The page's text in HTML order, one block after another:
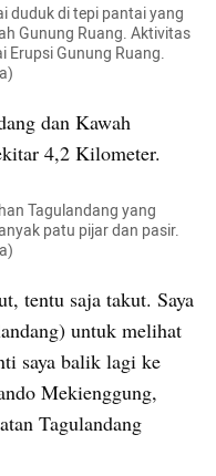
duduk di tepi pantai yang
Gunung Ruang. Aktivitas
Erupsi Gunung Ruang.
dan Kawah
4,2 Kilometer.
Tagulandang yang
patu pijar dan pasir.
tentu saja takut. Saya
untuk melihat
saya balik lagi ke
Mekienggung,
Tagulandang